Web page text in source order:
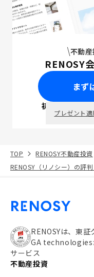
不動
RENOSY
まず
初回面談で
プレゼント
TOP RENOSY不動産投資
RENOSY（リノシー）の評
RENOSYは、東
GA technologies
サービス
不動産投資